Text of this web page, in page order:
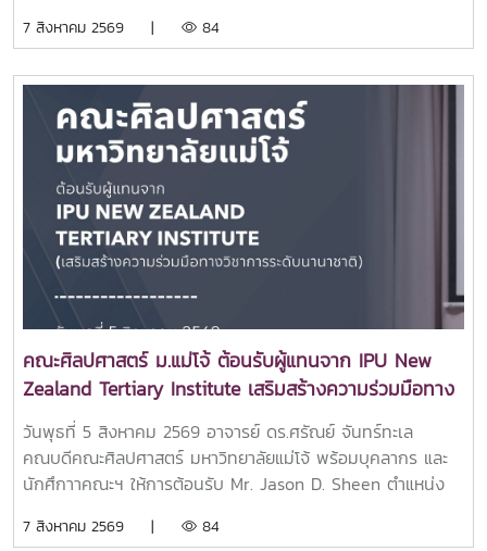
แสดงจากตัวแทนนักศึกษาชั้นปีที่ 1 ของแต่ละสาขาวิชา ท่ามกลาง
มหาวิทยาลัยแม่โจ้โอกาสนี้ได้รับเกียรติจาก อาจารย์ ดร.ศรัณย์
จันทร์ทะเล คณบดีคณะศิลปศาสตร์ เป็นประธานในพิธีเปิด
กิจกรรม พร้อมกล่าวต้อนรับและให้โอวาทแก่นักศึกษาใหม่ เพื่อ
สร้างขวัญกำลังใจในการเริ่มต้นชีวิตในรั้วมหาวิทยาลัย และส่ง
เสริมการมีส่วนร่วมในกิจกรรมของคณะกิจกรรมดังกล่าวสะท้อน
ถึงความมุ่งมั่นของคณะศิลปศาสตร์ในการส่งเสริมการพัฒนา
นักศึกษาให้มีทั้งความรู้ ความสามารถ ทักษะการทำงานร่วมกับผู้
อื่น และความภาคภูมิใจในการเป็นส่วนหนึ่งของครอบครัว
ศิลปศาสตร์ มหาวิทยาลัยแม่โจ้ ผ่านกิจกรรมสร้างสรรค์ที่ช่วย
เสริมสร้างความผูกพันระหว่างรุ่นพี่และรุ่นน้องอย่างอบอุ่นและ
ประทับใจ.ขอบคุณภาพบรรยากาศจากน้องๆ ทีมสโมสรนักศึกษา
ศิลปศาสตร์ แม่โจ้
7 สิงหาคม 2569 | 84
คณะศิลปศาสตร์ ม.แม่โจ้ ต้อนรับผู้แทนจาก IPU New
Zealand Tertiary Institute เสริมสร้างความร่วมมือทาง
วิชาการระดับนานาชาติ
วันพุธที่ 5 สิงหาคม 2569 อาจารย์ ดร.ศรัณย์ จันทร์ทะเล
คณบดีคณะศิลปศาสตร์ มหาวิทยาลัยแม่โจ้ พร้อมบุคลากร และ
นักศึกาาคณะฯ ให้การต้อนรับ Mr. Jason D. Sheen ตำแหน่ง
Institute ประเทศนิวซีแลนด์ ณ ห้อง 404 อาคารประเสริฐ ณ
7 สิงหาคม 2569 | 84